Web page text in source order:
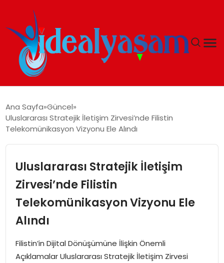
GÜNDEM
İDEAL SPOR
MAGAZIN
Ana Sayfa Güncel
Uluslararası Stratejik İletişim Zirvesi’nde Filistin
Telekomünikasyon Vizyonu Ele Alındı
Uluslararası Stratejik İletişim
Zirvesi’nde Filistin
Telekomünikasyon Vizyonu Ele
Alındı
Filistin’in Dijital Dönüşümüne İlişkin Önemli
Açıklamalar Uluslararası Stratejik İletişim Zirvesi